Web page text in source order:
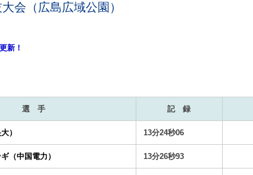
会（広島広域公園）
新！
選 手 記 録
） 13分24秒06
（中国電力） 13分26秒93